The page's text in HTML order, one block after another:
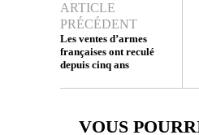
ARTICLE
PRÉCÉDENT
Les ventes d’armes
françaises ont reculé
depuis cinq ans
VOUS